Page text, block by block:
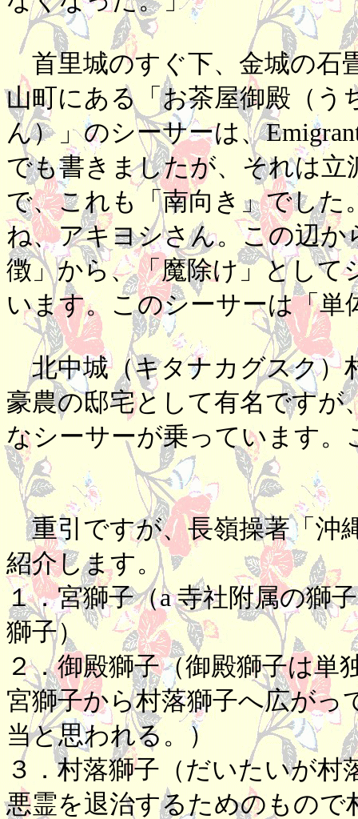
首里城のすぐ下、金城の石
山町にある「お茶屋御殿（う
ん）」のシーサーは、
でも書きましたが、それは立
で、これも「南向き」でした
ね、アキヨシさん。この辺か
徴」から、「魔除け」とし
います。このシーサーは「単
北中城（キタナカグスク）
豪農の邸宅として有名ですが
なシーサーが乗っています
重引ですが、長嶺操著「沖
紹介します。
１．宮獅子（a 寺社附属の
獅子）
２．御殿獅子（御殿獅子は
宮獅子から村落獅子へ広がっ
当と思われる。）
３．村落獅子（だいたいが
悪霊を退治するためのもの